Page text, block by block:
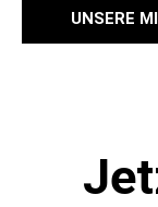
UNSERE